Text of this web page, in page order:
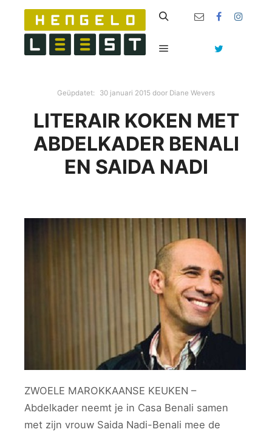
Geüpdatet: 30 januari 2015 door Diane Wevers
LITERAIR KOKEN MET
ABDELKADER BENALI
EN SAIDA NADI
ZWOELE MAROKKAANSE KEUKEN –
Abdelkader neemt je in Casa Benali samen
met zijn vrouw Saida Nadi-Benali mee de